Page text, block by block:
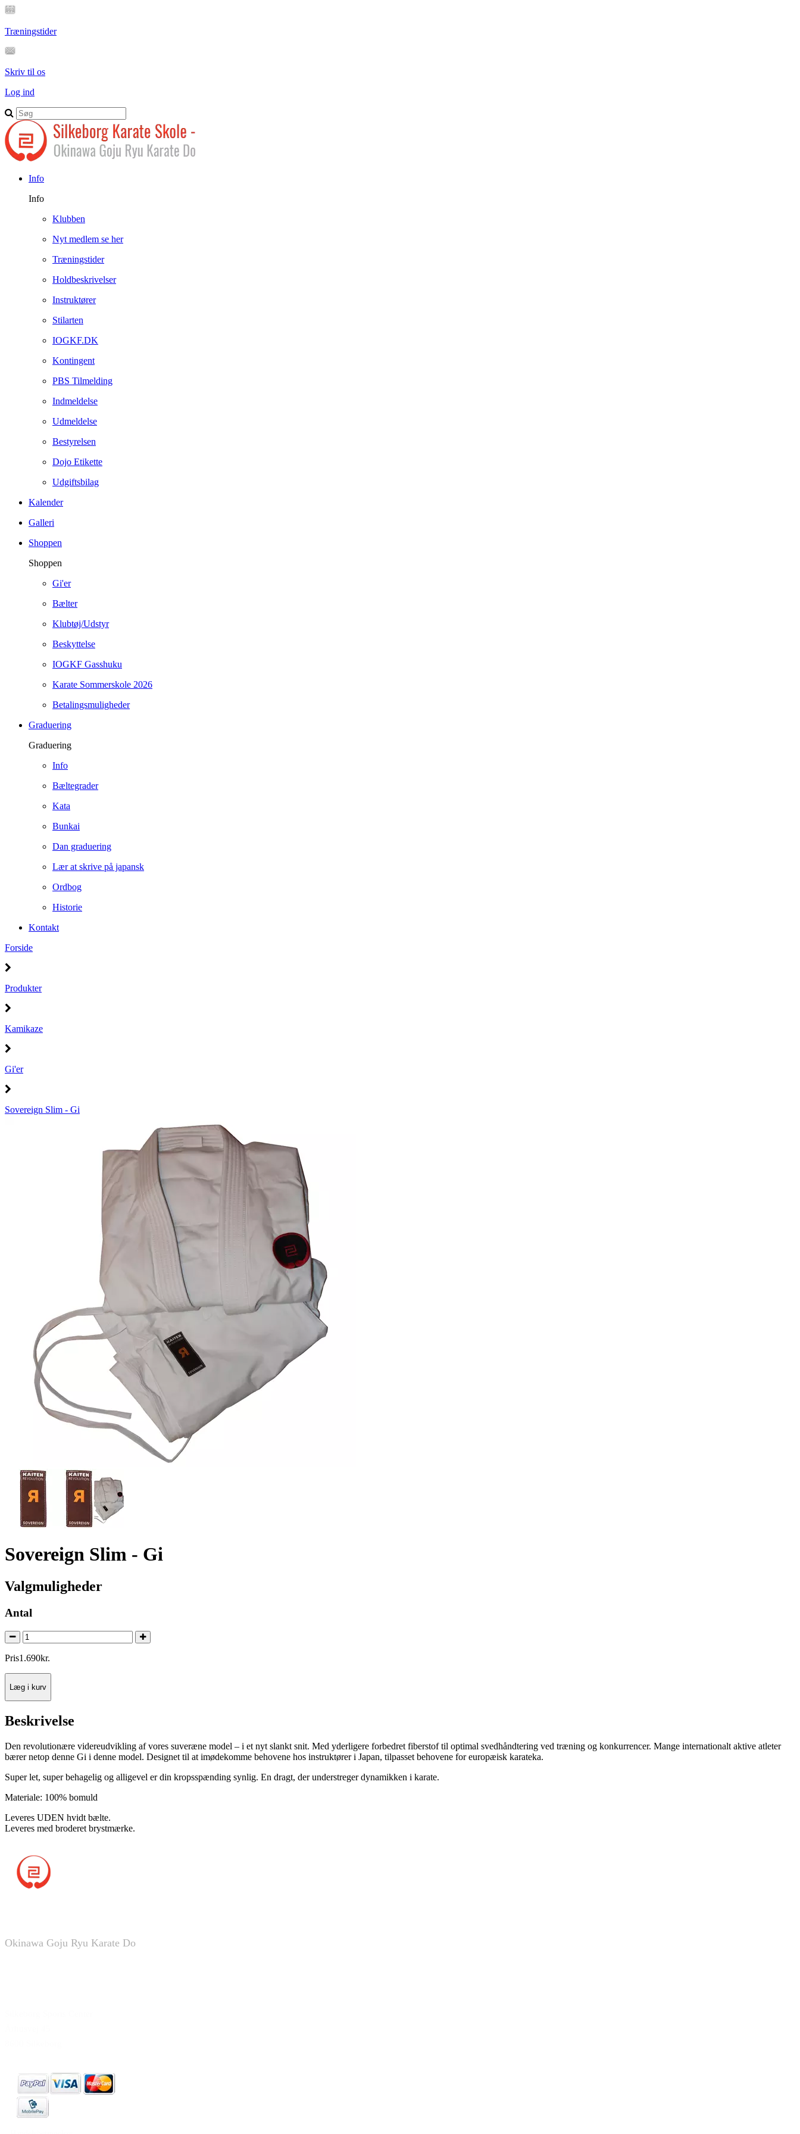
Træningstider
Skriv til os
Log ind
Info
Info
Klubben
Nyt medlem se her
Træningstider
Holdbeskrivelser
Instruktører
Stilarten
IOGKF.DK
Kontingent
PBS Tilmelding
Indmeldelse
Udmeldelse
Bestyrelsen
Dojo Etikette
Udgiftsbilag
Kalender
Galleri
Shoppen
Shoppen
Gi'er
Bælter
Klubtøj/Udstyr
Beskyttelse
IOGKF Gasshuku
Karate Sommerskole 2026
Betalingsmuligheder
Graduering
Graduering
Info
Bæltegrader
Kata
Bunkai
Dan graduering
Lær at skrive på japansk
Ordbog
Historie
Kontakt
Forside
Produkter
Kamikaze
Gi'er
Sovereign Slim - Gi
Sovereign Slim - Gi
Valgmuligheder
Antal
Pris1.690kr.
Læg i kurv
Beskrivelse
Den revolutionære videreudvikling af vores suveræne model – i et nyt slankt snit. Med yderligere forbedret fiberstof til optimal svedhåndtering ved træning og konkurrencer. Mange internationalt aktive atleter
bærer netop denne Gi i denne model. Designet til at imødekomme behovene hos instruktører i Japan, tilpasset behovene for europæisk karateka.
Super let, super behagelig og alligevel er din kropsspænding synlig. En dragt, der understreger dynamikken i karate.
Materiale: 100% bomuld
Leveres UDEN hvidt bælte.
Leveres med broderet brystmærke.
Okinawa Goju Ryu Karate Do